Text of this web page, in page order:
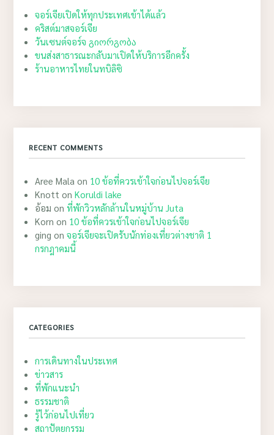
จอร์เจียเปิดให้ทุกประเทศเข้าได้แล้ว
คริสต์มาสจอร์เจีย
วันเซนต์จอร์จ გიორგობა
ขนส่งสาธารณะกลับมาเปิดให้บริการอีกครั้ง
ร้านอาหารไทยในทบิลิซิ
RECENT COMMENTS
Aree Mala on 10 ข้อที่ควรเข้าใจก่อนไปจอร์เจีย
Knott onKoruldi lake
อ้อม onที่พักวิวหลักล้านในหมู่บ้าน Juta
Korn on 10 ข้อที่ควรเข้าใจก่อนไปจอร์เจีย
ging onจอร์เจียจะเปิดรับนักท่องเที่ยวต่างชาติ 1
กรกฎาคมนี้
CATEGORIES
การเดินทางในประเทศ
ข่าวสาร
ที่พักแนะนำ
ธรรมชาติ
รู้ไว้ก่อนไปเที่ยว
สถาปัตยกรรม